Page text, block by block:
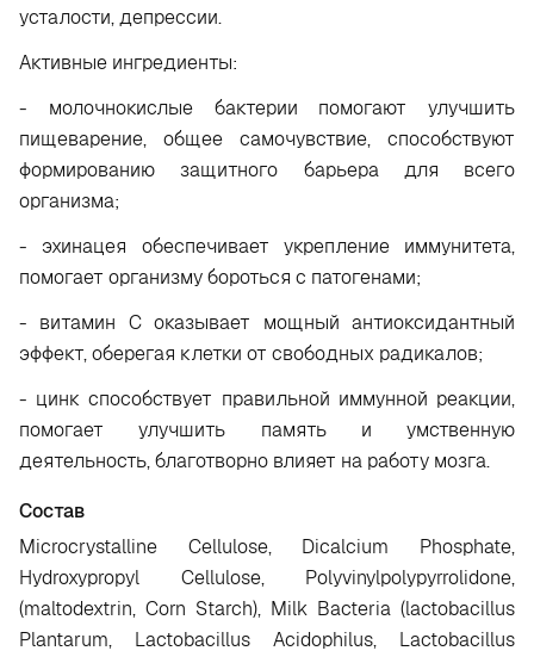
усталости, депрессии.
Активные ингредиенты:
- молочнокислые бактерии помогают улучшить
пищеварение, общее самочувствие, способствуют
формированию защитного барьера для всего
организма;
- эхинацея обеспечивает укрепление иммунитета,
помогает организму бороться с патогенами;
- витамин C оказывает мощный антиоксидантный
эффект, оберегая клетки от свободных радикалов;
- цинк способствует правильной иммунной реакции,
помогает улучшить память и умственную
деятельность, благотворно влияет на работу мозга.
Состав
Microcrystalline Cellulose, Dicalcium Phosphate,
Hydroxypropyl Cellulose, Polyvinylpolypyrrolidone,
(maltodextrin, Corn Starch), Milk Bacteria (lactobacillus
Plantarum, Lactobacillus Acidophilus, Lactobacillus